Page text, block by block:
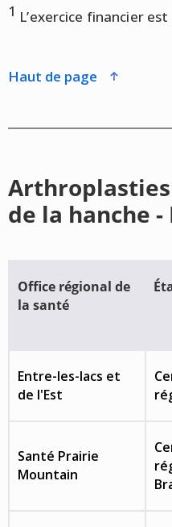
1 L’exercice financier est
haut de page
de la hanche
Office régional de
la santé
Entre-les-lacs et
de l'Est
Santé Prairie
Mountain